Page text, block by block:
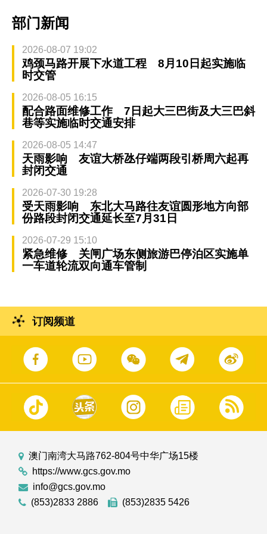
部门新闻
2026-08-07 19:02
鸡颈马路开展下水道工程 8月10日起实施临
时交管
2026-08-05 16:15
配合路面维修工作 7日起大三巴街及大三巴斜
巷等实施临时交通安排
2026-08-05 14:47
天雨影响 友谊大桥氹仔端两段引桥周六起再
封闭交通
2026-07-30 19:28
受天雨影响 东北大马路往友谊圆形地方向部
份路段封闭交通延长至7月31日
2026-07-29 15:10
紧急维修 关闸广场东侧旅游巴停泊区实施单
一车道轮流双向通车管制
订阅频道
澳门南湾大马路762-804号中华广场15楼
https://www.gcs.gov.mo
info@gcs.gov.mo
(853)2833 2886
(853)2835 5426